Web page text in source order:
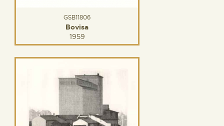
GSB11806
Bovisa
1959